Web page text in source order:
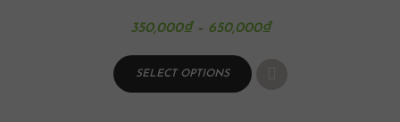
350,000₫– 650,000₫
SELECT OPTIONS